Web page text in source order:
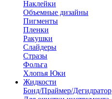
Наклейки
Объемные дизайны
Пигменты
Пленки
Ракушки
Слайдеры
Стразы
Фольга
Хлопья Юки
Жидкости
Бонд/Праймер/Дегидратор